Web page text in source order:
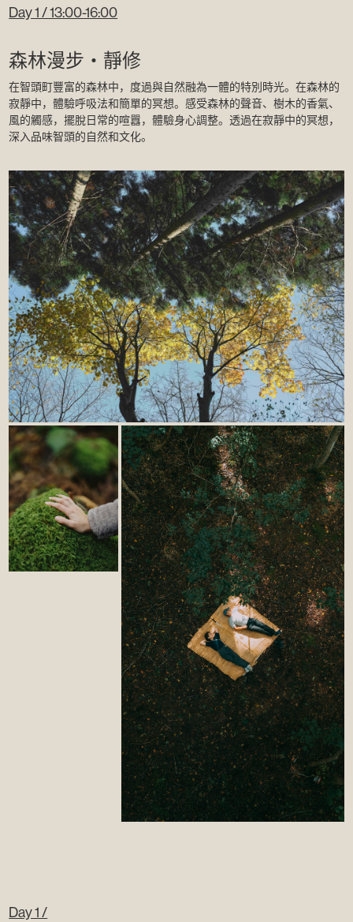
Day 1 / 13:00-16:00
森林漫步・靜修
在智頭町豐富的森林中，度過與自然融為一體的特別時光。在森林的
寂靜中，體驗呼吸法和簡單的冥想。感受森林的聲音、樹木的香氣、
風的觸感，擺脫日常的喧囂，體驗身心調整。透過在寂靜中的冥想，
深入品味智頭的自然和文化。
Day 1 /